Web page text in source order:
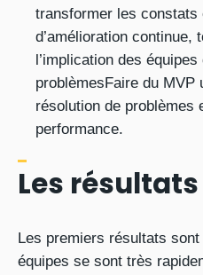
transformer les constats
d’amélioration continue,
l’implication des
problèmesFaire du MVP
résolution de problèmes
performance.
Les résultats
Les premiers résultats
équipes se sont très